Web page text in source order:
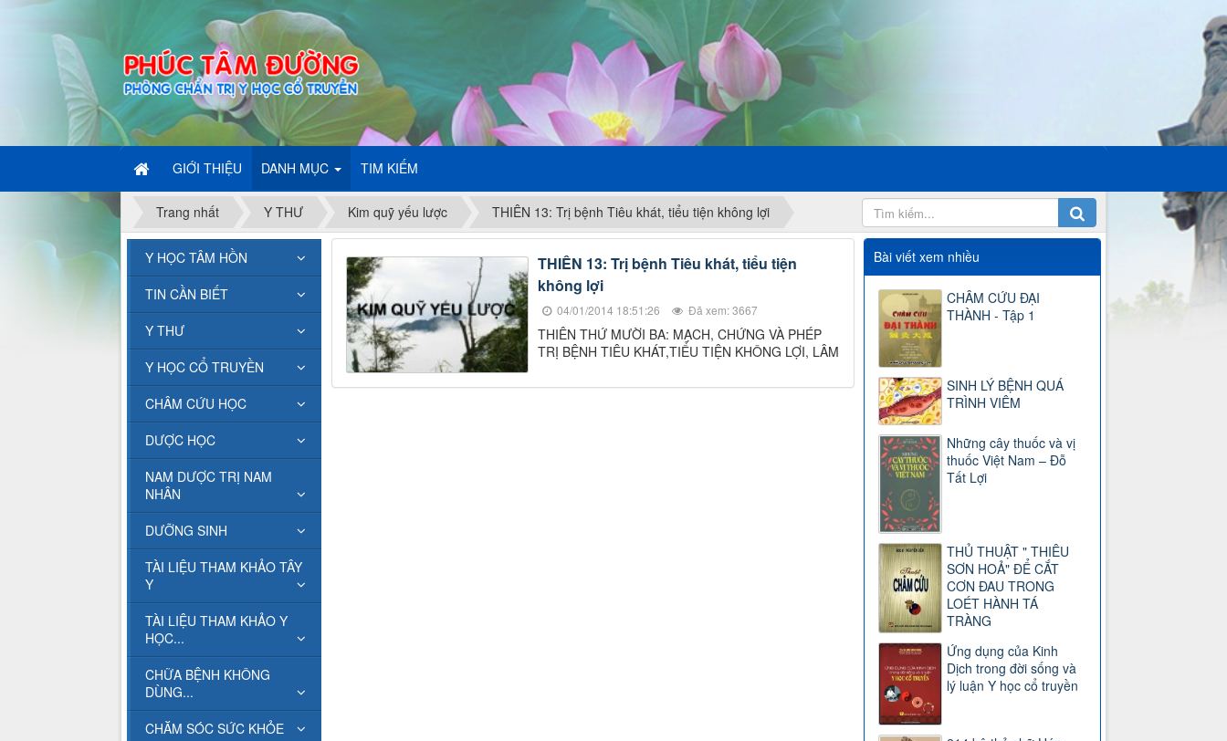
GIỚI THIỆU DANH MỤC TIM KIẾM
Trang nhất Y THƯ Kim quỹ yếu lược THIÊN 13: Trị bệnh Tiêu khát, tiểu tiện không lợi
THIÊN 13: Trị bệnh Tiêu khát, tiểu tiện
không lợi
04/01/2014 18:51:26 Đã xem: 3667
THIÊN THỨ MƯỜI BA: MẠCH, CHỨNG VÀ PHÉP
TRỊ BỆNH TIÊU KHÁT,TIỂU TIỆN KHÔNG LỢI, LÂM
Bài viết xem nhiều
CHÂM CỨU ĐẠI
THÀNH - Tập 1
SINH LÝ BỆNH QUÁ
TRÌNH VIÊM
Những cây thuốc và vị
thuốc Việt Nam – Đỗ
Tất Lợi
THỦ THUẬT " THIÊU
SƠN HOẢ" ĐỂ CẮT
CƠN ĐAU TRONG
LOÉT HÀNH TÁ
TRÀNG
Ứng dụng của Kinh
Dịch trong đời sống và
lý luận Y học cổ truyền
Y HỌC TÂM HỒN
TIN CẦN BIẾT
Y THƯ
Y HỌC CỔ TRUYỀN
CHÂM CỨU HỌC
DƯỢC HỌC
NAM DƯỢC TRỊ NAM
NHÂN
DƯỠNG SINH
TÀI LIỆU THAM KHẢO TÂY
Y
TÀI LIỆU THAM KHẢO Y
HỌC...
CHỮA BỆNH KHÔNG
DÙNG...
CHĂM SÓC SỨC KHỎE